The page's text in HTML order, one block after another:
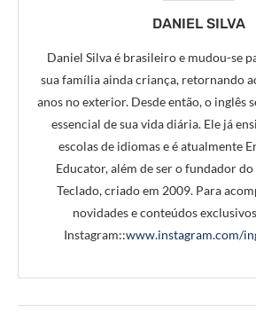
DANIEL SILVA
Daniel Silva é brasileiro e mudou-se
sua família ainda criança, retornando
anos no exterior. Desde então, o inglês
essencial de sua vida diária. Ele já
escolas de idiomas e é atualmente
Educator, além de ser o fundador
Teclado, criado em 2009. Para
novidades e conteúdos
Instagram::www.instagram.com/